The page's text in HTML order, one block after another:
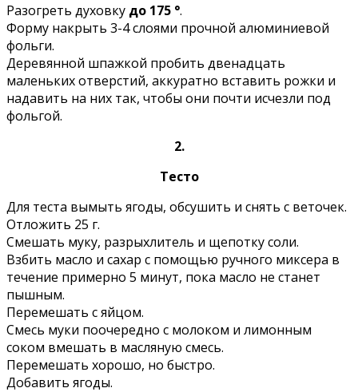
Разогреть духовку до 175 °.
Форму накрыть 3-4 слоями прочной алюминиевой
фольги.
Деревянной шпажкой пробить двенадцать
маленьких отверстий, аккуратно вставить рожки и
надавить на них так, чтобы они почти исчезли под
фольгой.
2.
Тесто
Для теста вымыть ягоды, обсушить и снять с веточек.
Отложить 25 г.
Смешать муку, разрыхлитель и щепотку соли.
Взбить масло и сахар с помощью ручного миксера в
течение примерно 5 минут, пока масло не станет
пышным.
Перемешать с яйцом.
Смесь муки поочередно с молоком и лимонным
соком вмешать в масляную смесь.
Перемешать хорошо, но быстро.
Добавить ягоды.